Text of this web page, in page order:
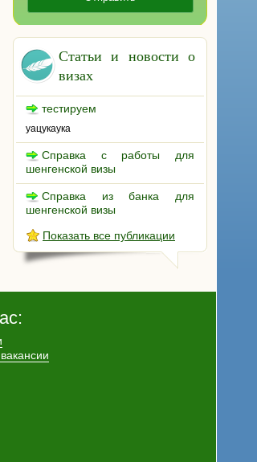
Статьи и новости о
визах
тестируем
уацукаука
Справка с работы для
шенгенской визы
Справка из банка для
шенгенской визы
Показать все публикации